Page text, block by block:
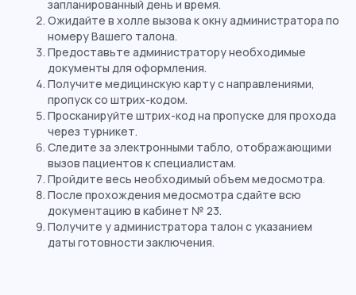
запланированный день и время.
Ожидайте в холле вызова к окну администратора по
номеру Вашего талона.
Предоставьте администратору необходимые
документы для оформления.
Получите медицинскую карту с направлениями,
пропуск со штрих-кодом.
Просканируйте штрих-код на пропуске для прохода
через турникет.
Следите за электронными табло, отображающими
вызов пациентов к специалистам.
Пройдите весь необходимый объем медосмотра.
После прохождения медосмотра сдайте всю
документацию в кабинет № 23.
Получите у администратора талон с указанием
даты готовности заключения.
выходной